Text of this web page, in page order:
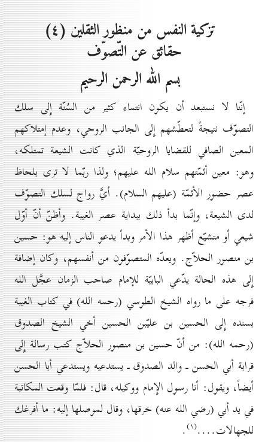
تزكية النفس من منظور الثقلين (٤)
حقائق عن التّصوّف
بسم الله الرحمن الرحيم
إنّنا لا نستبعد أن يكون انتماء كثير من السُنّة إِلى سلك
التصوّف نتيجةً لتعطّشهم إِلى الجانب الروحي، وعدم إمتلاكهم
المعين الصافي للقضايا الروحيّة الذي كانت الشيعة تمتلكه،
وهو: معين أئمّتهم سلام الله عليهم؛ ولذا ربّما لا ترى بلحاظ
عصر حضور الأئمّة (عليهم السلام). أيَّ رواج لسلك التصوّف
لدى الشيعة، وإنّما بدأ ذلك ببداية عصر الغيبة. وأظنّ أنّ أوّل
شيعي أو متشيّع أظهر هذا الأمر وبدأ يدعو الناس إليه هو: حسين
بن منصور الحلاّج. ويعدّه المتصوّفون من أنفسهم، وكان إضافة
إِلى هذه الحالة يدّعي البابيّة للإمام صاحب الزمان عجَّل الله
فرجه على ما رواه الشيخ الطوسي (رحمه الله) في كتاب الغيبة
بسنده إِلى الحسين بن عليّبن الحسين أخي الشيخ الصدوق
(رحمه الله): من أنّ حسين بن منصور الحلاّج كتب رسالة إِلى
قرابة أبي الحسن ـ والد الصدوق ـ يستدعيه ويستدعي أبا الحسن
أيضاً، ويقول: أنا رسول الإِمام ووكيله، قال: فلمّا وقعت المكاتبة
في يد أبي (رضي الله عنه) خرقها، وقال لموصلها إليه: ما أفرغك
للجهالات....(۱) .